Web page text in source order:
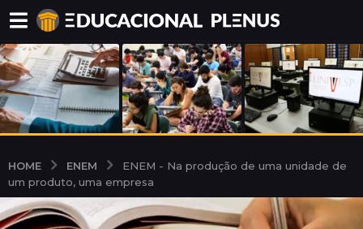
HOME ENEM
ENEM - Na produção de uma unidade de
um produto, uma empresa